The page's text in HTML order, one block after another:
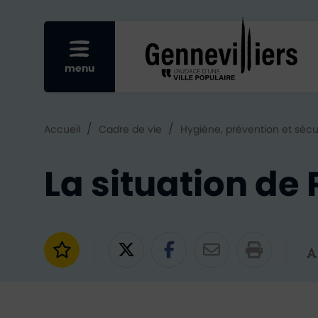
Afficher le menu mobile
menu
Accueil / Cadre de vie / Hygiène, prévention et
La situation de
Ajouter aux favoris
Partager sur Twitter
Partager sur
Partager